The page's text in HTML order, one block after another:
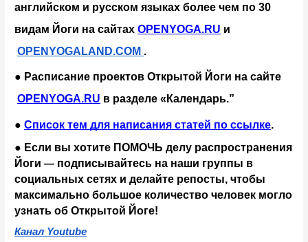
английском и русском языках более чем по 30
видам Йоги на сайтах OPENYOGA.RU и
OPENYOGALAND.COM .
● Расписание проектов Открытой Йоги на сайте
OPENYOGA.RU в разделе «Календарь.”
● Список тем для написания статей по ссылке.
● Если вы хотите ПОМОЧЬ делу распространения
Йоги — подписывайтесь на наши группы в
социальных сетях и делайте репосты, чтобы
максимально большое количество человек могло
узнать об Открытой Йоге!
Канал Youtube